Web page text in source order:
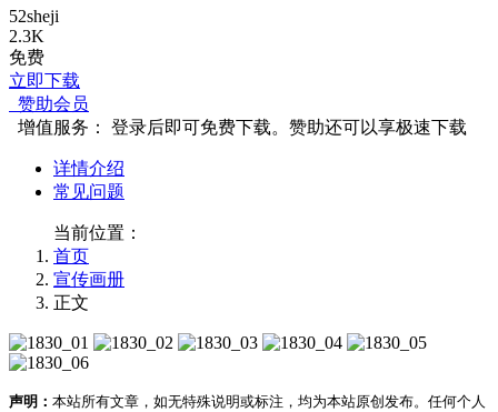
52sheji
2.3K
免费
立即下载
赞助会员
增值服务： 登录后即可免费下载。赞助还可以享极速下载
详情介绍
常见问题
当前位置：
首页
宣传画册
正文
声明： 本站所有文章，如无特殊说明或标注，均为本站原创发布。任何个人